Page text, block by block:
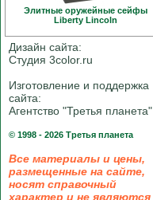
Элитные оружейные сейфы
Liberty Linсoln
Дизайн сайта:
Студия 3color.ru
Изготовление и поддержка
сайта:
Агентство "Третья планета"
© 1998 - 2026 Третья планета
Все материалы и цены,
размещенные на сайте,
носят справочный
характер и не являются